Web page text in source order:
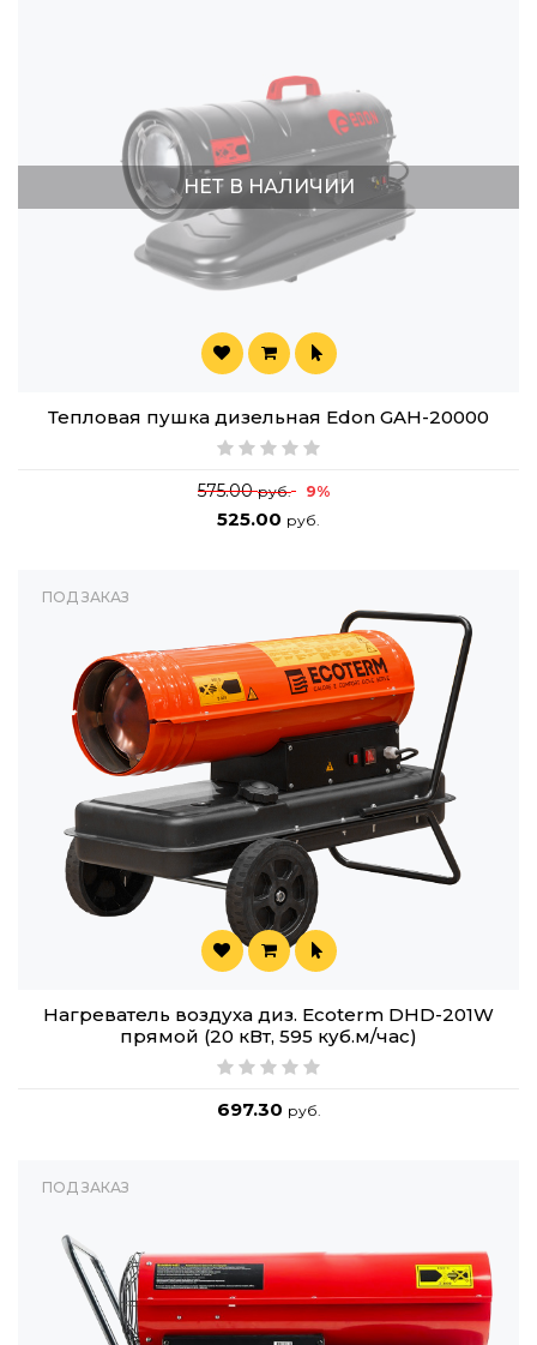
НЕТ В НАЛИЧИИ
Тепловая пушка дизельная Edon GAH-20000
575.00руб. 9%
525.00 руб.
ПОД ЗАКАЗ
Нагреватель воздуха диз. Ecoterm DHD-201W
прямой (20 кВт, 595 куб.м/час)
697.30 руб.
ПОД ЗАКАЗ